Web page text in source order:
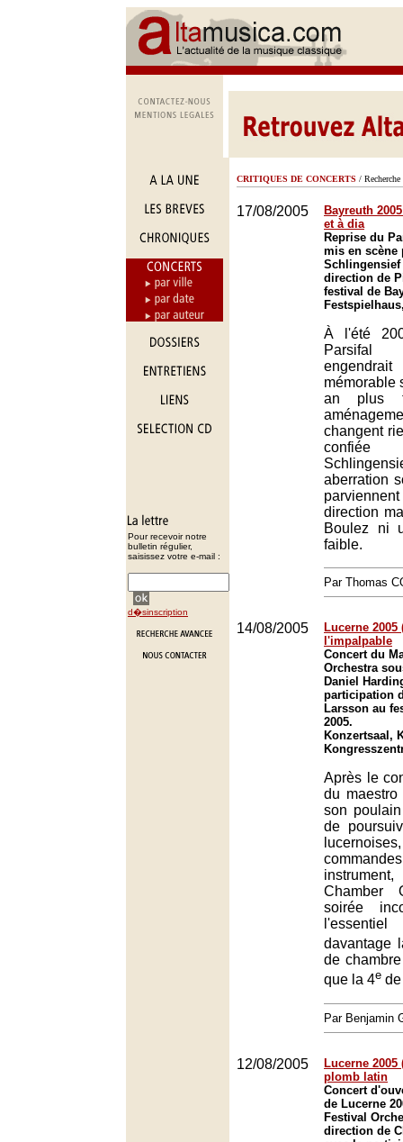
Pour recevoir notre
bulletin régulier,
saisissez votre e-mail :
d�sinscription
CRITIQUES DE CONCERTS / Recherche
17/08/2005
Bayreuth
et à dia
Reprise du
mis en scène
Schlingensief
direction de
festival de
À l'été
Parsifal
mémorable
an plus
changent
confiée
aberration
direction
Boulez ni
faible.
Par Thomas
14/08/2005
Lucerne 2005
l'impalpable
Concert du
Orchestra
Daniel
participation
Larsson au
2005.
Konzertsaal,
Après le
du
son
de
Chamber
soirée
davantage
de
que la 4e
Par Benjamin
12/08/2005
Lucerne
plomb latin
Concert
de Lucerne
Festival
direction de